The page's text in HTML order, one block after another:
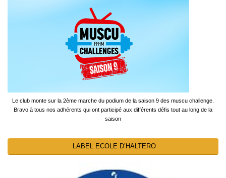
Le club monte sur la 2ème marche du podium de la saison 9 des muscu challenge.
Bravo à tous nos adhérents qui ont participé aux différents défis tout au long de la
saison
LABEL ECOLE D’HALTERO